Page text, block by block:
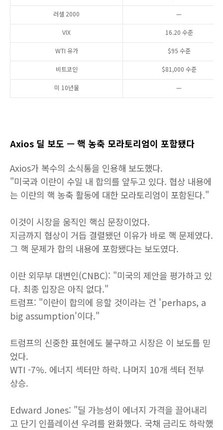
러셀 2000 —
VIX 16.20 수준
WTI 유가 $95 수준
비트코인 $81,000 수준
미 10년물 —
Axios 딜 보도 — 핵 농축 모라토리엄이 포함됐다
Axios가 복수의 소식통을 인용해 보도했다.
"미국과 이란이 수일 내 합의를 앞두고 있다. 협상 내용에
는 이란의 핵 농축 활동에 대한 모라토리엄이 포함된다."
이것이 시장을 움직인 핵심 문장이었다.
지금까지 협상이 거듭 결렬됐던 이유가 바로 핵 문제였다.
그 핵 문제가 합의 내용에 포함됐다는 보도였다.
이란 외무부 대변인(CNBC): "미국의 제안을 평가하고 있
다. 최종 입장은 아직 없다."
트럼프: "이란이 합의에 응할 것이라는 건 'perhaps, a
big assumption'이다."
트럼프의 신중한 표현에도 불구하고 시장은 이 보도를 믿
었다.
WTI -7%. 에너지 섹터만 하락. 나머지 10개 섹터 전부
상승.
Edward Jones: "딜 가능성이 에너지 가격을 끌어내리
고 단기 인플레이션 우려를 완화했다. 국채 금리도 하락했